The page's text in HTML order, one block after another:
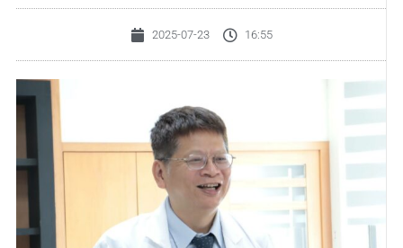
2025-07-23 16:55